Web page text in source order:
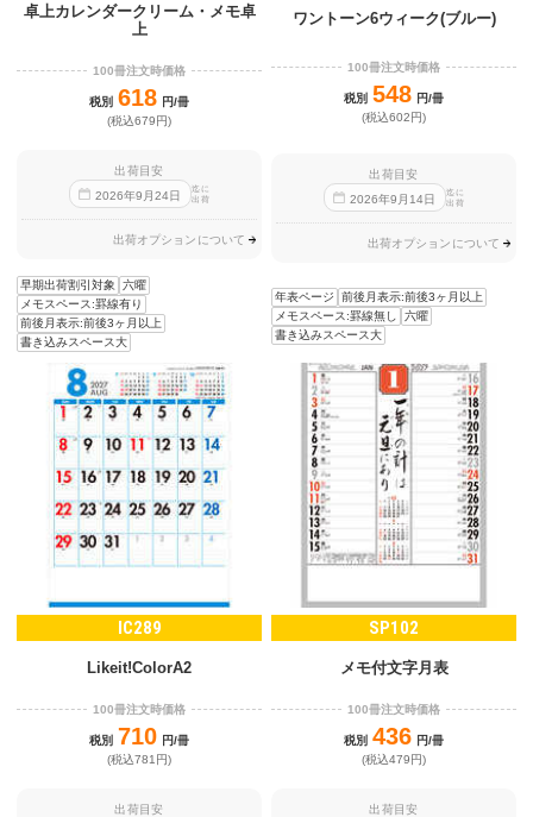
卓上カレンダークリーム・メモ卓
上
100冊注文時価格
税別 618 円/冊
(税込679円)
出荷目安
2026年9 月24日
迄に
出荷
出荷オプションについて
早期出荷割引対象
六曜
メモスペース:罫線有り
前後月表示:前後3ヶ月以上
書き込みスペース大
ワントーン6ウィーク(ブルー)
100冊注文時価格
税別 548 円/冊
(税込602円)
出荷目安
2026年9 月14日
迄に
出荷
出荷オプションについて
年表ページ
前後月表示:前後3ヶ月以上
メモスペース:罫線無し
六曜
書き込みスペース大
IC289
Likeit!ColorA2
100冊注文時価格
税別 710 円/冊
(税込781円)
出荷目安
SP102
メモ付文字月表
100冊注文時価格
税別 436 円/冊
(税込479円)
出荷目安